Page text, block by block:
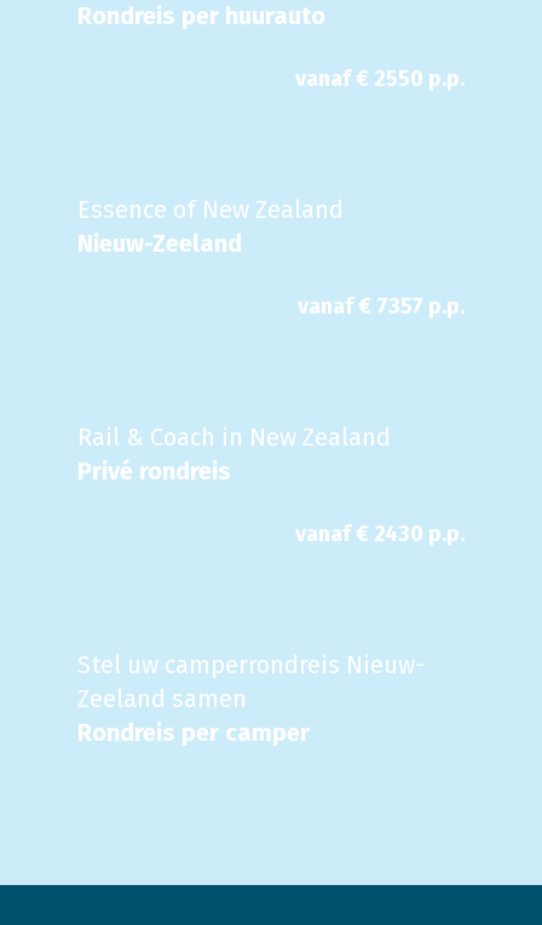
Rondreis per huurauto
vanaf € 2550 p.p.
Essence of New Zealand
Nieuw-Zeeland
vanaf € 7357 p.p.
Rail & Coach in New Zealand
Privé rondreis
vanaf € 2430 p.p.
Stel uw camperrondreis Nieuw-
Zeeland samen
Rondreis per camper